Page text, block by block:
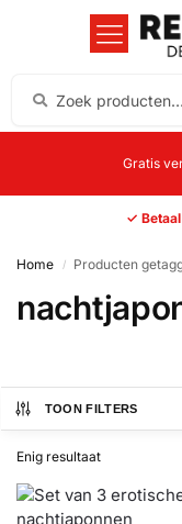
Gratis
✓
Home / Producten
TOON FILTERS
Enig resultaat